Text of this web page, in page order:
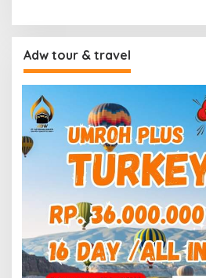
Adw tour & travel